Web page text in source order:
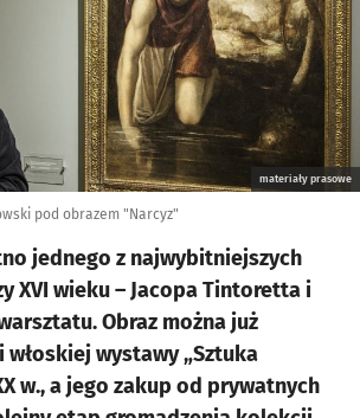
materiały prasowe
pod obrazem "Narcyz"
jednego z najwybitniejszych
XVI wieku – Jacopa Tintoretta i
Obraz można już
wystawy „Sztuka
w., a jego zakup od prywatnych